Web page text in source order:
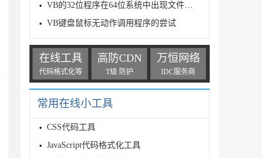
VB的32位程序在64位系统中出现文件和注册表自动转向的解决方法
VB键盘鼠标无动作调用程序的尝试
在线工具
代码格式化等
高防CDN
T级 防护
万恒网络
IDC服务商
常用在线小工具
CSS代码工具
JavaScript代码格式化工具